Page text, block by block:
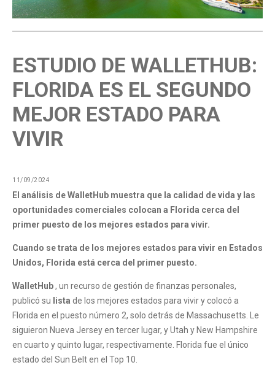
ESTUDIO DE WALLETHUB:
FLORIDA ES EL SEGUNDO
MEJOR ESTADO PARA
VIVIR
11/09/2024
El análisis de WalletHub muestra que la calidad de vida y las
oportunidades comerciales colocan a Florida cerca del
primer puesto de los mejores estados para vivir.
Cuando se trata de los mejores estados para vivir en Estados
Unidos, Florida está cerca del primer puesto.
WalletHub, un recurso de gestión de finanzas personales,
publicó su lista de los mejores estados para vivir y colocó a
Florida en el puesto número 2, solo detrás de Massachusetts. Le
siguieron Nueva Jersey en tercer lugar, y Utah y New Hampshire
en cuarto y quinto lugar, respectivamente. Florida fue el único
estado del Sun Belt en el Top 10.